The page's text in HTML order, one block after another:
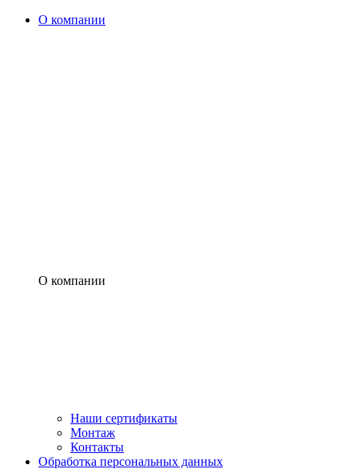
О компании
О компании
Наши сертификаты
Монтаж
Контакты
Обработка персональных данных